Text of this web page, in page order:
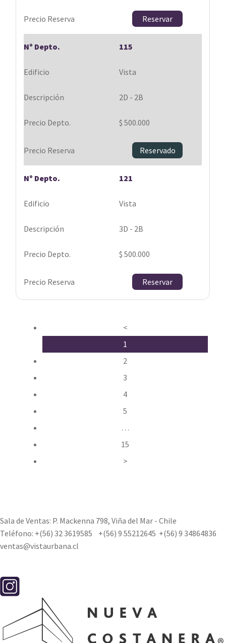
Reservar
115
Vista
2D - 2B
$ 500.000
Reservado
121
Vista
3D - 2B
$ 500.000
Reservar
<
1
2
3
4
5
…
15
>
Sala de Ventas: P. Mackenna 798, Viña del Mar - Chile
Teléfono: +(56) 32 3619585 +(56) 9 55212645 +(56) 9 34864836
ventas@vistaurbana.cl